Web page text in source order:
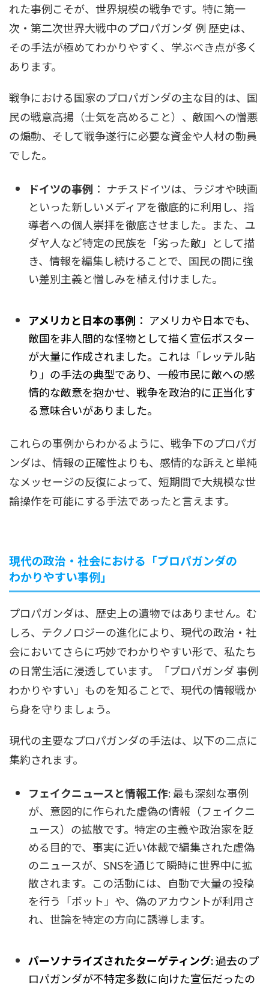
れた事例こそが、世界規模の戦争です。特に第一
次・第二次世界大戦中のプロパガンダ 例 歴史は、
その手法が極めてわかりやすく、学ぶべき点が多く
あります。
戦争における国家のプロパガンダの主な目的は、国
民の戦意高揚（士気を高めること）、敵国への憎悪
の煽動、そして戦争遂行に必要な資金や人材の動員
でした。
ドイツの事例 ： ナチスドイツは、ラジオや映画
といった新しいメディアを徹底的に利用し、指
導者への個人崇拝を徹底させました。また、ユ
ダヤ人など特定の民族を「劣った敵」として描
き、情報を編集し続けることで、国民の間に強
い差別主義と憎しみを植え付けました。
アメリカと日本の事例 ： アメリカや日本でも、
敵国を非人間的な怪物として描く宣伝ポスター
が大量に作成されました。これは「レッテル貼
り」の手法の典型であり、一般市民に敵への感
情的な敵意を抱かせ、戦争を政治的に正当化す
る意味合いがありました。
これらの事例からわかるように、戦争下のプロパガ
ンダは、情報の正確性よりも、感情的な訴えと単純
なメッセージの反復によって、短期間で大規模な世
論操作を可能にする手法であったと言えます。
現代の政治・社会における「プロパガンダの
わかりやすい事例」
プロパガンダは、歴史上の遺物ではありません。む
しろ、テクノロジーの進化により、現代の政治・社
会においてさらに巧妙でわかりやすい形で、私たち
の日常生活に浸透しています。「プロパガンダ 事例
わかりやすい」ものを知ることで、現代の情報戦か
ら身を守りましょう。
現代の主要なプロパガンダの手法は、以下の二点に
集約されます。
フェイクニュースと情報工作: 最も深刻な事例
が、意図的に作られた虚偽の情報（フェイクニ
ュース）の拡散です。特定の主義や政治家を貶
める目的で、事実に近い体裁で編集された虚偽
のニュースが、SNSを通じて瞬時に世界中に拡
散されます。この活動には、自動で大量の投稿
を行う「ボット」や、偽のアカウントが利用さ
れ、世論を特定の方向に誘導します。
パーソナライズされたターゲティング: 過去のプ
ロパガンダが不特定多数に向けた宣伝だったの